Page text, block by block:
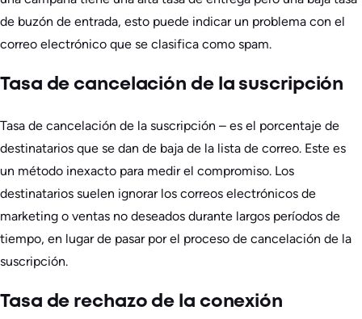
de buzón de entrada, esto puede indicar un problema con el
correo electrónico que se clasifica como spam.
Tasa de cancelación de la suscripción
Tasa de cancelación de la suscripción – es el porcentaje de
destinatarios que se dan de baja de la lista de correo. Este es
un método inexacto para medir el compromiso. Los
destinatarios suelen ignorar los correos electrónicos de
marketing o ventas no deseados durante largos períodos de
tiempo, en lugar de pasar por el proceso de cancelación de la
suscripción.
Tasa de rechazo de la conexión